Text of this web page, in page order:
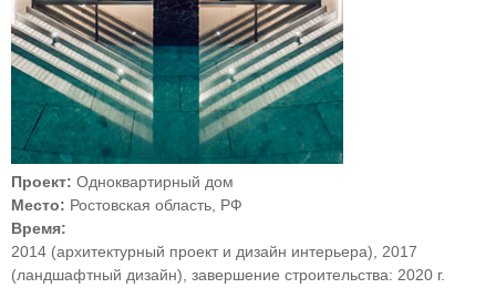
Проект: Одноквартирный дом
Место: Ростовская область, РФ
Время:
2014 (архитектурный проект и дизайн интерьера), 2017
(ландшафтный дизайн), завершение строительства: 2020 г.